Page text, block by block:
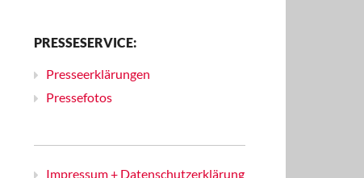
PRESSESERVICE:
Presseerklärungen
Pressefotos
Impressum + Datenschutzerklärung